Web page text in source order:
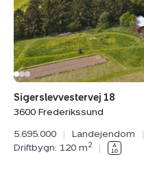
Sigerslevvestervej 18
3600 Frederikssund
5.695.000
| Landejendom |
Driftbygn: 120 m2 |